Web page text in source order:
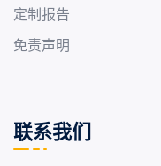
定制报告
免责声明
联系我们